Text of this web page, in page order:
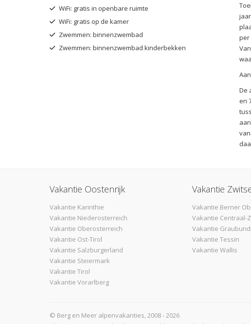
WiFi: gratis in openbare ruimte
WiFi: gratis op de kamer
Zwemmen: binnenzwembad
Zwemmen: binnenzwembad kinderbekken
per
De
en
Vakantie Oostenrijk
Vakantie Karinthie
Vakantie Niederosterreich
Vakantie Oberosterreich
Vakantie Ost-Tirol
Vakantie Salzburgerland
Vakantie Steiermark
Vakantie Tirol
Vakantie Vorarlberg
Vakantie
Vakantie Berner
Vakantie Centraal-
Vakantie
Vakantie Tessin
Vakantie Wallis
© Berg en Meer alpenvakanties, 2008 - 2026